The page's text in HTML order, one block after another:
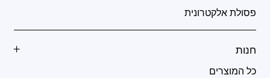
פסולת אלקטרונית
חנות
כל המוצרים